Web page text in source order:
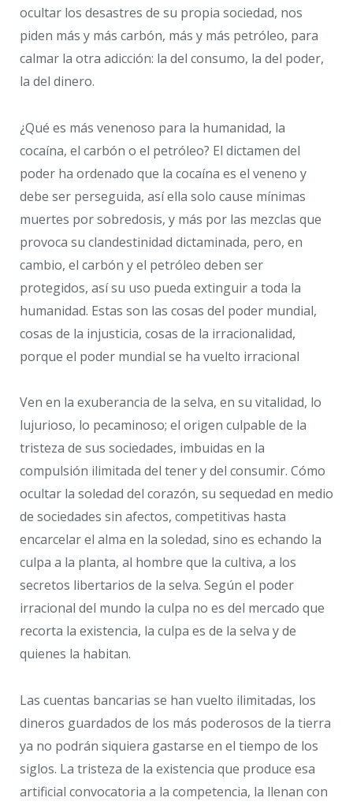
ocultar los desastres de su propia sociedad, nos
piden más y más carbón, más y más petróleo, para
calmar la otra adicción: la del consumo, la del poder,
la del dinero.
¿Qué es más venenoso para la humanidad, la
cocaína, el carbón o el petróleo? El dictamen del
poder ha ordenado que la cocaína es el veneno y
debe ser perseguida, así ella solo cause mínimas
muertes por sobredosis, y más por las mezclas que
provoca su clandestinidad dictaminada, pero, en
cambio, el carbón y el petróleo deben ser
protegidos, así su uso pueda extinguir a toda la
humanidad. Estas son las cosas del poder mundial,
cosas de la injusticia, cosas de la irracionalidad,
porque el poder mundial se ha vuelto irracional
Ven en la exuberancia de la selva, en su vitalidad, lo
lujurioso, lo pecaminoso; el origen culpable de la
tristeza de sus sociedades, imbuidas en la
compulsión ilimitada del tener y del consumir. Cómo
ocultar la soledad del corazón, su sequedad en medio
de sociedades sin afectos, competitivas hasta
encarcelar el alma en la soledad, sino es echando la
culpa a la planta, al hombre que la cultiva, a los
secretos libertarios de la selva. Según el poder
irracional del mundo la culpa no es del mercado que
recorta la existencia, la culpa es de la selva y de
quienes la habitan.
Las cuentas bancarias se han vuelto ilimitadas, los
dineros guardados de los más poderosos de la tierra
ya no podrán siquiera gastarse en el tiempo de los
siglos. La tristeza de la existencia que produce esa
artificial convocatoria a la competencia, la llenan con